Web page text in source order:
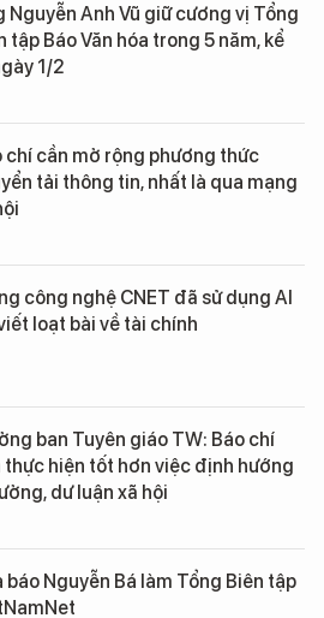
Nguyễn Anh Vũ giữ cương vị Tổng
tập Báo Văn hóa trong 5 năm, kể
1/2
chí cần mở rộng phương thức
tải thông tin, nhất là qua mạng
công nghệ CNET đã sử dụng AI
loạt bài về tài chính
ban Tuyên giáo TW: Báo chí
thực hiện tốt hơn việc định hướng
dư luận xã hội
báo Nguyễn Bá làm Tổng Biên tập